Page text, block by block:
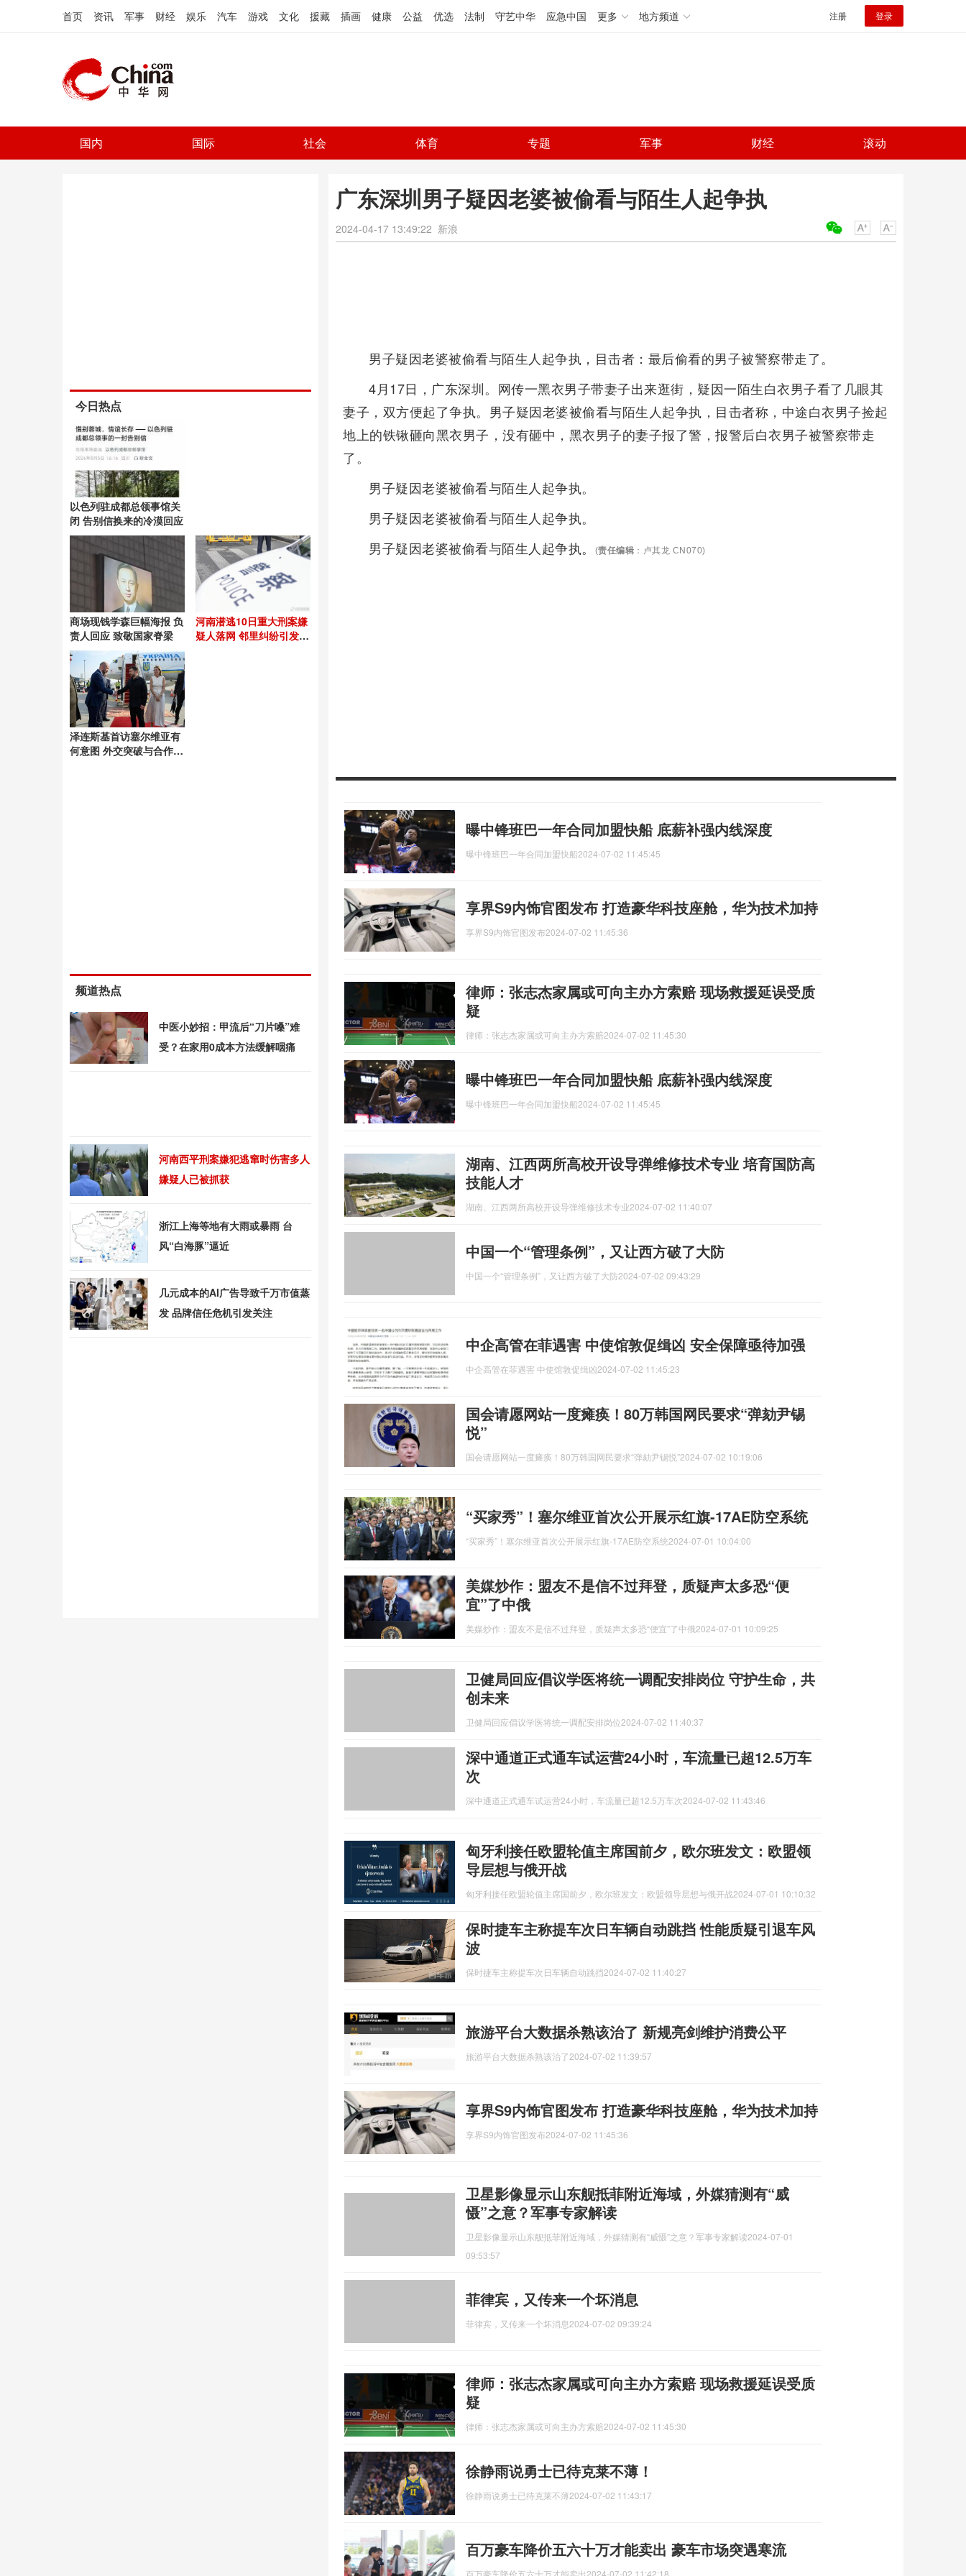
首页 资讯 军事 财经 娱乐 汽车 游戏 文化 援藏 插画 健康 公益 优选 法制 守艺中华 应急中国 更多 地方频道 注册 登录
国内 国际 社会 体育 专题 军事 财经 滚动
广东深圳男子疑因老婆被偷看与陌生人起争执
2024-04-17 13:49:22 新浪
男子疑因老婆被偷看与陌生人起争执，目击者：最后偷看的男子被警察带走了。
4月17日，广东深圳。网传一黑衣男子带妻子出来逛街，疑因一陌生白衣男子看了几眼其
妻子，双方便起了争执。男子疑因老婆被偷看与陌生人起争执，目击者称，中途白衣男子捡起
地上的铁锹砸向黑衣男子，没有砸中，黑衣男子的妻子报了警，报警后白衣男子被警察带走
了。
男子疑因老婆被偷看与陌生人起争执。
男子疑因老婆被偷看与陌生人起争执。
男子疑因老婆被偷看与陌生人起争执。
(责任编辑 ：卢其龙 CN070)
曝中锋班巴一年合同加盟快船 底薪补强内线深度
曝中锋班巴一年合同加盟快船2024-07-02 11:45:45
享界S9内饰官图发布 打造豪华科技座舱，华为技术加持
享界S9内饰官图发布2024-07-02 11:45:36
律师：张志杰家属或可向主办方索赔 现场救援延误受质
疑
律师：张志杰家属或可向主办方索赔2024-07-02 11:45:30
曝中锋班巴一年合同加盟快船 底薪补强内线深度
曝中锋班巴一年合同加盟快船2024-07-02 11:45:45
湖南、江西两所高校开设导弹维修技术专业 培育国防高
技能人才
湖南、江西两所高校开设导弹维修技术专业2024-07-02 11:40:07
中国一个“管理条例”，又让西方破了大防
中国一个“管理条例”，又让西方破了大防2024-07-02 09:43:29
中企高管在菲遇害 中使馆敦促缉凶 安全保障亟待加强
中企高管在菲遇害 中使馆敦促缉凶2024-07-02 11:45:23
国会请愿网站一度瘫痪！80万韩国网民要求“弹劾尹锡
悦”
国会请愿网站一度瘫痪！80万韩国网民要求“弹劾尹锡悦”2024-07-02 10:19:06
“买家秀”！塞尔维亚首次公开展示红旗-17AE防空系统
“买家秀”！塞尔维亚首次公开展示红旗-17AE防空系统2024-07-01 10:04:00
美媒炒作：盟友不是信不过拜登，质疑声太多恐“便
宜”了中俄
美媒炒作：盟友不是信不过拜登，质疑声太多恐“便宜”了中俄2024-07-01 10:09:25
卫健局回应倡议学医将统一调配安排岗位 守护生命，共
创未来
卫健局回应倡议学医将统一调配安排岗位2024-07-02 11:40:37
深中通道正式通车试运营24小时，车流量已超12.5万车
次
深中通道正式通车试运营24小时，车流量已超12.5万车次2024-07-02 11:43:46
匈牙利接任欧盟轮值主席国前夕，欧尔班发文：欧盟领
导层想与俄开战
匈牙利接任欧盟轮值主席国前夕，欧尔班发文：欧盟领导层想与俄开战2024-07-01 10:10:32
保时捷车主称提车次日车辆自动跳挡 性能质疑引退车风
波
保时捷车主称提车次日车辆自动跳挡2024-07-02 11:40:27
旅游平台大数据杀熟该治了 新规亮剑维护消费公平
旅游平台大数据杀熟该治了2024-07-02 11:39:57
享界S9内饰官图发布 打造豪华科技座舱，华为技术加持
享界S9内饰官图发布2024-07-02 11:45:36
卫星影像显示山东舰抵菲附近海域，外媒猜测有“威
慑”之意？军事专家解读
卫星影像显示山东舰抵菲附近海域，外媒猜测有“威慑”之意？军事专家解读2024-07-01
09:53:57
菲律宾，又传来一个坏消息
菲律宾，又传来一个坏消息2024-07-02 09:39:24
律师：张志杰家属或可向主办方索赔 现场救援延误受质
疑
律师：张志杰家属或可向主办方索赔2024-07-02 11:45:30
徐静雨说勇士已待克莱不薄！
徐静雨说勇士已待克莱不薄2024-07-02 11:43:17
百万豪车降价五六十万才能卖出 豪车市场突遇寒流
百万豪车降价五六十万才能卖出2024-07-02 11:42:18
今日热点
以色列驻成都总领事馆关
闭 告别信换来的冷漠回应
商场现钱学森巨幅海报 负
责人回应 致敬国家脊梁
河南潜逃10日重大刑案嫌
疑人落网 邻里纠纷引发悲
泽连斯基首访塞尔维亚有
何意图 外交突破与合作信
频道热点
中医小妙招：甲流后“刀片嗓”难
受？在家用0成本方法缓解咽痛
河南西平刑案嫌犯逃窜时伤害多人
嫌疑人已被抓获
浙江上海等地有大雨或暴雨 台
风“白海豚”逼近
几元成本的AI广告导致千万市值蒸
发 品牌信任危机引发关注